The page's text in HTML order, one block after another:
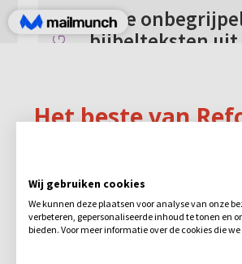
Twee
bijbelteksten uit
Ik heb een vraag aan
vind. Ik heb twee
Wij gebruiken cookies
We kunnen deze plaatsen voor analyse van onze
verbeteren, gepersonaliseerde inhoud te tonen en
bieden. Voor meer informatie over de cookies die